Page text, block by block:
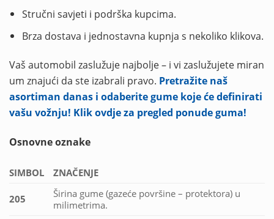
Stručni savjeti i podrška kupcima.
Brza dostava i jednostavna kupnja s nekoliko klikova.
Vaš automobil zaslužuje najbolje – i vi zaslužujete miran
um znajući da ste izabrali pravo. Pretražite naš
asortiman danas i odaberite gume koje će definirati
vašu vožnju! Klik ovdje za pregled ponude guma!
Osnovne oznake
SIMBOL ZNAČENJE
205
Širina gume (gazeće površine – protektora) u
milimetrima.